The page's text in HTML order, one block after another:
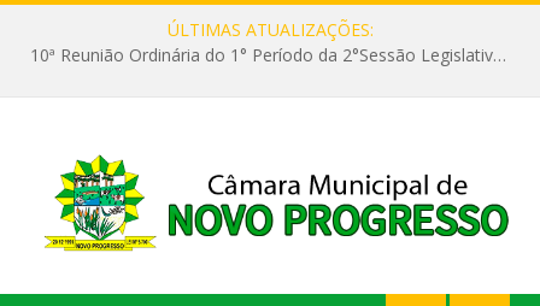
ÚLTIMAS ATUALIZAÇÕES:
10ª Reunião Ordinária do 1° Período da 2°Sessão Legislativa da 9ª Legislatura do Poder Legislativo Realizada em 26/05/2026